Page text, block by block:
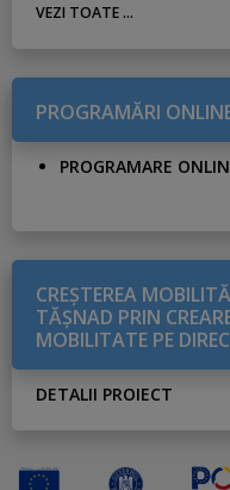
VEZI TOATE ...
PROGRAMĂRI
PROGRAMARE
CREŞTEREA
TĂŞNAD PRIN
MOBILITATE PE
DETALII PROIECT